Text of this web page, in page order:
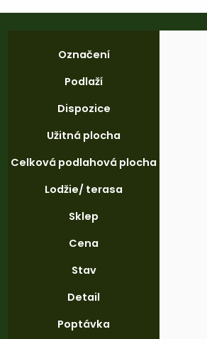
Označení
Podlaží
Dispozice
Užitná plocha
Celková podlahová plocha
Lodžie/ terasa
Sklep
Cena
Stav
Detail
Poptávka